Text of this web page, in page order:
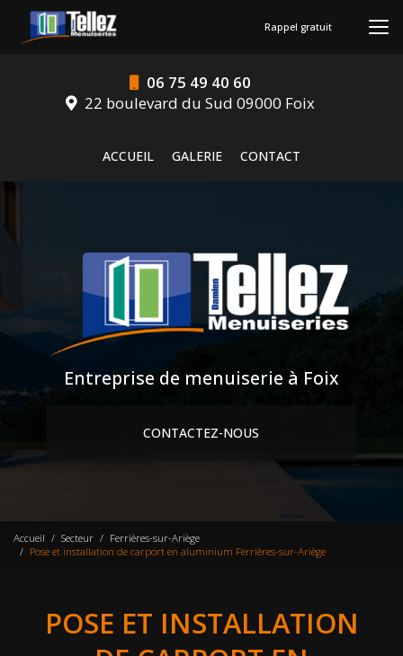
contenu
06 75 49 40 60
22 boulevard du Sud 09000 Foix
ACCUEIL
GALERIE CONTACT
Rappel gratuit
Entreprise de menuiserie à Foix
CONTACTEZ-NOUS
Accueil Secteur
Ferrières-sur-Ariège
Pose et installation de carport en aluminium Ferrières-sur-Ariège
POSE ET INSTALLATION